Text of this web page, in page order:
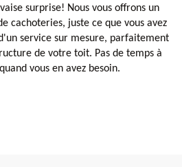
surprise! Nous vous offrons un
cachoteries, juste ce que vous avez
service sur mesure, parfaitement
de votre toit. Pas de temps à
vous en avez besoin.